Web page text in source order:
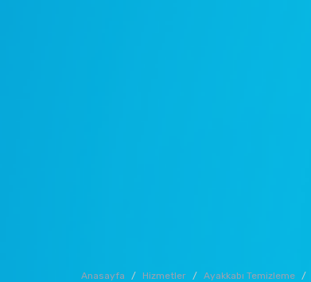
Anasayfa Hizmetler Ayakkabı Temizleme